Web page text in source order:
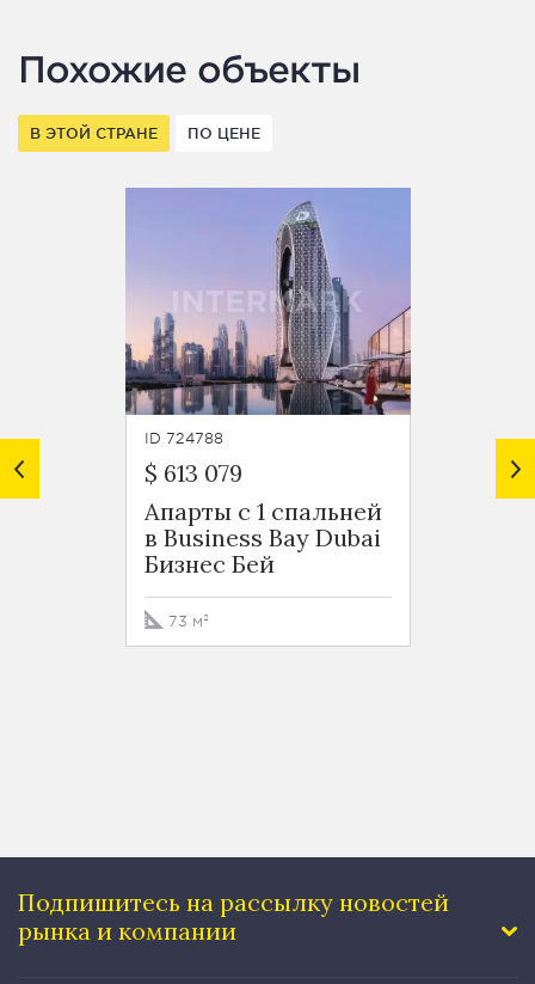
Похожие объекты
В ЭТОЙ СТРАНЕ ПО ЦЕНЕ
ID 724788
$ 613 079
Апарты с 1 спальней
в Business Bay Dubai
Бизнес Бей
73 м²
ID
$ 599
Подпишитесь на рассылку новостей
рынка и компании